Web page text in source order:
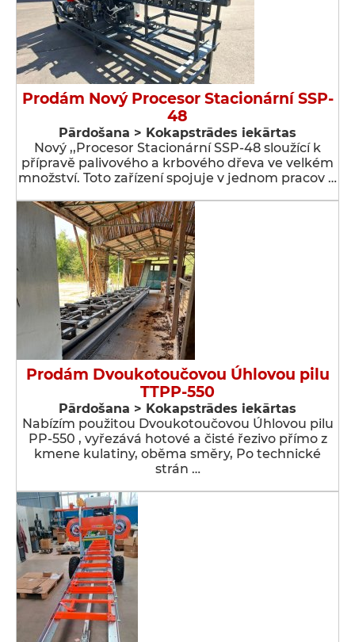
Prodám Nový Procesor Stacionární SSP-
48
Pārdošana > Kokapstrādes iekārtas
Nový ,,Procesor Stacionární SSP-48 sloužící k
přípravě palivového a krbového dřeva ve velkém
množství. Toto zařízení spojuje v jednom pracov …
Prodám Dvoukotoučovou Úhlovou pilu
TTPP-550
Pārdošana > Kokapstrādes iekārtas
Nabízím použitou Dvoukotoučovou Úhlovou pilu
PP-550 , vyřezává hotové a čisté řezivo přímo z
kmene kulatiny, oběma směry, Po technické
strán …